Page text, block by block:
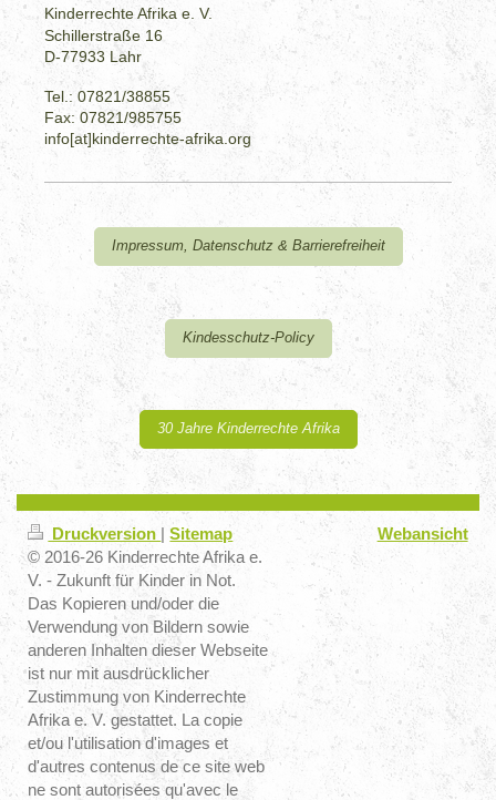
Kinderrechte Afrika e. V.
Schillerstraße 16
D-77933 Lahr
Tel.: 07821/38855
Fax: 07821/985755
info[at]kinderrechte-afrika.org
Impressum, Datenschutz & Barrierefreiheit
Kindesschutz-Policy
30 Jahre Kinderrechte Afrika
Druckversion | Sitemap
© 2016-26 Kinderrechte Afrika e.
V. - Zukunft für Kinder in Not.
Das Kopieren und/oder die
Verwendung von Bildern sowie
anderen Inhalten dieser Webseite
ist nur mit ausdrücklicher
Zustimmung von Kinderrechte
Afrika e. V. gestattet. La copie
et/ou l'utilisation d'images et
d'autres contenus de ce site web
ne sont autorisées qu'avec le
Webansicht